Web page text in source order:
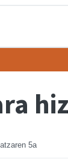
5a